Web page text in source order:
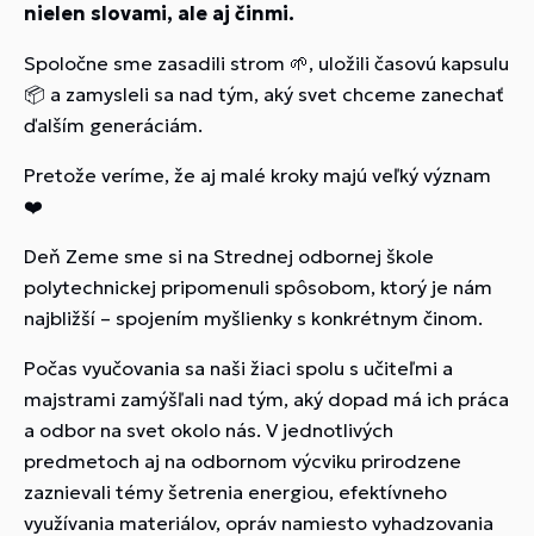
nielen slovami, ale aj činmi.
Spoločne sme zasadili strom 🌱, uložili časovú kapsulu
📦 a zamysleli sa nad tým, aký svet chceme zanechať
ďalším generáciám.
Pretože veríme, že aj malé kroky majú veľký význam
❤️
Deň Zeme sme si na Strednej odbornej škole
polytechnickej pripomenuli spôsobom, ktorý je nám
najbližší – spojením myšlienky s konkrétnym činom.
Počas vyučovania sa naši žiaci spolu s učiteľmi a
majstrami zamýšľali nad tým, aký dopad má ich práca
a odbor na svet okolo nás. V jednotlivých
predmetoch aj na odbornom výcviku prirodzene
zaznievali témy šetrenia energiou, efektívneho
využívania materiálov, opráv namiesto vyhadzovania